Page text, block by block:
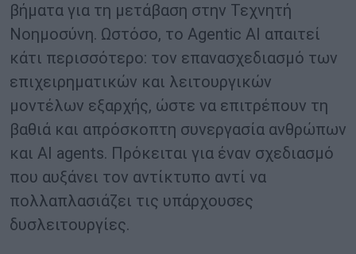
βήματα για τη μετάβαση στην Τεχνητή
Νοημοσύνη. Ωστόσο, το Agentic AI απαιτεί
κάτι περισσότερο: τον επανασχεδιασμό των
επιχειρηματικών και λειτουργικών
μοντέλων εξαρχής, ώστε να επιτρέπουν τη
βαθιά και απρόσκοπτη συνεργασία ανθρώπων
και AI agents. Πρόκειται για έναν σχεδιασμό
που αυξάνει τον αντίκτυπο αντί να
πολλαπλασιάζει τις υπάρχουσες
δυσλειτουργίες.